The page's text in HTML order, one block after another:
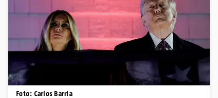
Foto: Carlos Barria